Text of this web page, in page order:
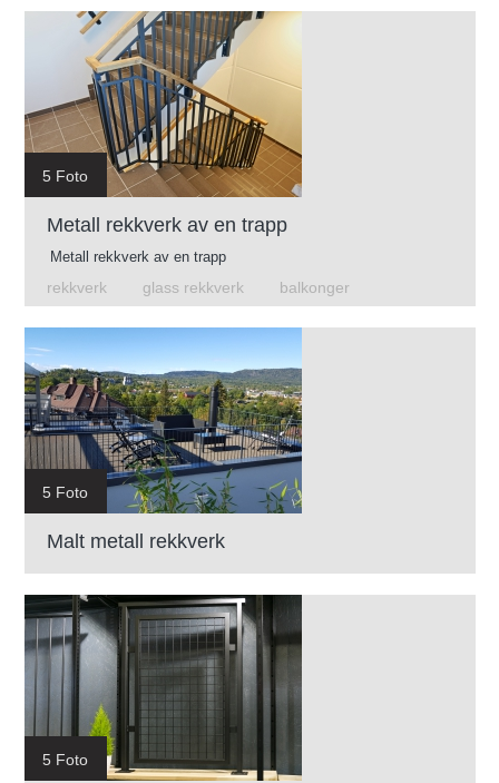
5 Foto
Metall rekkverk av en trapp
Metall rekkverk av en trapp
rekkverk
glass rekkverk balkonger
5 Foto
Malt metall rekkverk
5 Foto